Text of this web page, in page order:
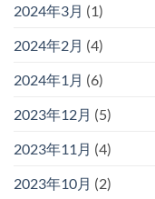
2024年3月 (1)
2024年2月 (4)
2024年1月 (6)
2023年12月 (5)
2023年11月 (4)
2023年10月 (2)